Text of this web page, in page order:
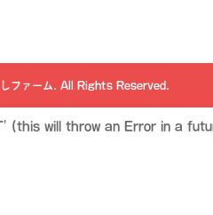
ファーム . All Rights Reserved.
(this will throw an Error in a